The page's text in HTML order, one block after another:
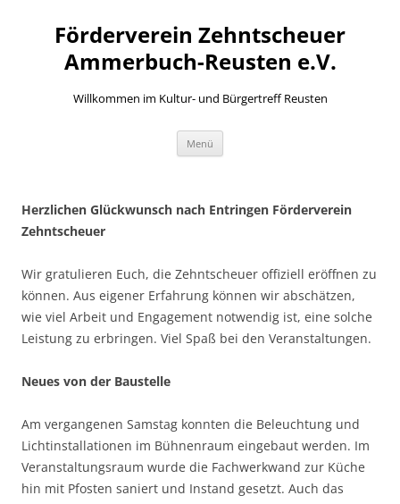
springenFörderverein Zehntscheuer
Ammerbuch-Reusten e.V.
Willkommen im Kultur- und Bürgertreff Reusten
Menü
Herzlichen Glückwunsch nach Entringen Förderverein
Zehntscheuer
Wir gratulieren Euch, die Zehntscheuer offiziell eröffnen zu
können. Aus eigener Erfahrung können wir abschätzen,
wie viel Arbeit und Engagement notwendig ist, eine solche
Leistung zu erbringen. Viel Spaß bei den Veranstaltungen.
Neues von der Baustelle
Am vergangenen Samstag konnten die Beleuchtung und
Lichtinstallationen im Bühnenraum eingebaut werden. Im
Veranstaltungsraum wurde die Fachwerkwand zur Küche
hin mit Pfosten saniert und Instand gesetzt. Auch das